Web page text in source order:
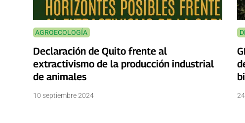
AGROECOLOGÍA
Declaración de Quito frente al
extractivismo de la producción industrial
de animales
10 septiembre 2024